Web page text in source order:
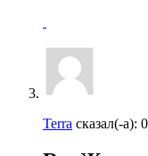
Terra сказал(-а):